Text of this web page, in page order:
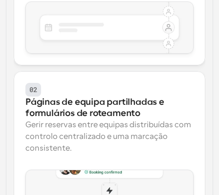
02
Páginas de equipa partilhadas e
formulários de roteamento
Gerir reservas entre equipas distribuídas com
controlo centralizado e uma marcação
consistente.